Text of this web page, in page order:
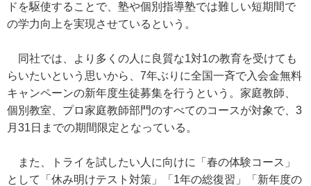
ドを駆使することで、塾や個別指導塾では難しい短期間で
の学力向上を実現させているという。
同社では、より多くの人に良質な1対1の教育を受けても
らいたいという思いから、7年ぶりに全国一斉で入会金無料
キャンペーンの新年度生徒募集を行うという。家庭教師、
個別教室、プロ家庭教師部門のすべてのコースが対象で、3
月31日までの期間限定となっている。
また、トライを試したい人に向けに「春の体験コース」
として「休み明けテスト対策」「1年の総復習」「新年度の